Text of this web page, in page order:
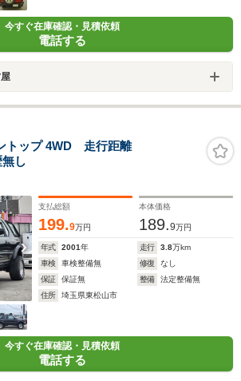
今すぐ在庫確認・見積依頼
電話する
トップ 4WD 走行距離
し
支払総額
199.9万円
本体価格
189.9万円
年式 2001年 走行 3.8万km
車検
車検整備無 修復
なし
保証
保証無 整備
法定整備無
住所
埼玉県東松山市
今すぐ在庫確認・見積依頼
電話する